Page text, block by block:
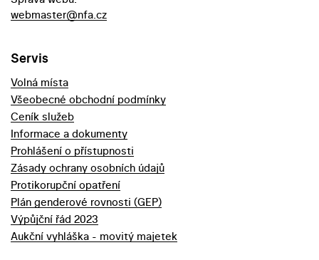
webmaster@nfa.cz
Servis
Volná místa
Všeobecné obchodní podmínky
Ceník služeb
Informace a dokumenty
Prohlášení o přístupnosti
Zásady ochrany osobních údajů
Protikorupční opatření
Plán genderové rovnosti (GEP)
Výpůjční řád 2023
Aukční vyhláška - movitý majetek